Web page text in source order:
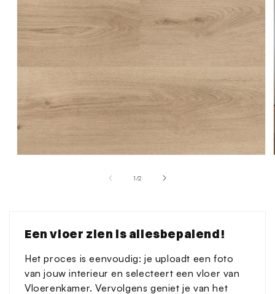
1/van
2
Een vloer zien is allesbepalend!
Het proces is eenvoudig: je uploadt een foto
van jouw interieur en selecteert een vloer van
Vloerenkamer. Vervolgens geniet je van het